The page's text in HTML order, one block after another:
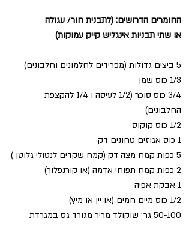
החומרים הדרושים: (לתבנית חור/ עגולה
או שתי תבניות אינגליש קייק עמוקות)
5 ביצים גדולות (מפרידים לחלמונים וחלבונים)
1/3 כוס שמן
3/4 כוס סוכר (1/2 לעיסה ו 1/4 להקצפת
החלבונים)
1/2 כוס קוקוס
1 כוס אגוזים טחונים דק
5 כפות קמח מצה דק (קמח שקדים לנטולי גלוטן )
2 כפות קמח תפוחי אדמה (או קורנפלור)
1 אבקת אפיה
1/2 כוס מיים חמים (או יין או מיץ)
50-100 גר׳ שוקולד מריר מגורד גס במגרדת